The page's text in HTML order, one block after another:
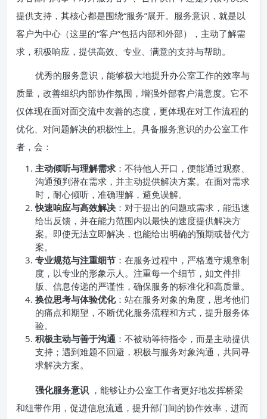
提供支持，其核心都是围绕“服务”展开。服务意识，就是以
客户为中心（这里的“客户”包括内部和外部），主动了解需
求，积极响应，提供高效、专业、满意的支持与帮助。
优秀的服务意识，能够极大地提升办公室工作的效率与
质量，改善组织内部协作氛围，增强外部客户满意度。它不
仅体现在面对面交流中友善的态度，更体现在对工作流程的
优化、对问题解决的积极性上。具备服务意识的办公室工作
者，会：
主动倾听与理解需求 ：不待他人开口，便能通过观察、
沟通预判潜在需求，并主动提供解决方案。在面对需求
时，耐心倾听，准确理解，避免误解。
快速响应与高效解决 ：对于提出的问题或需求，能迅速
给出反馈，并在能力范围内以最快的速度提供解决方
案。即使无法立即解决，也能给出明确的预期或替代方
案。
专业规范与注重细节 ：在服务过程中，严格遵守规章制
度，以专业的形象示人。注重每一个细节，如文件排
版、信息传递的严谨性，确保服务的标准化和高质量。
换位思考与体验优化：站在服务对象的角度，思考他们
的痛点和期望，不断优化服务流程和方式，提升服务体
验。
积极主动与善于沟通 ：不被动等待指令，而是主动提供
支持；遇到难题不回避，积极与服务对象沟通，共同寻
求解决方案。
强化服务意识 ，能够让办公室工作者更好地发挥桥梁
和纽带作用，促进信息流通，提升部门间的协作效率，进而